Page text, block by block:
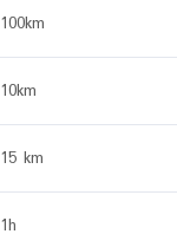
100km
10km
15 km
1h